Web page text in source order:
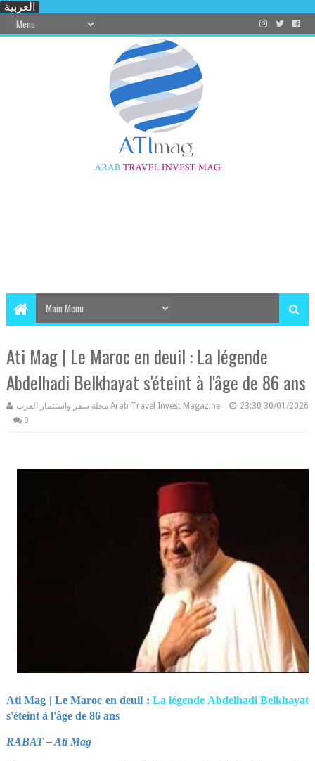
العربية
Ati Mag | Le Maroc en deuil : La légende
Abdelhadi Belkhayat s'éteint à l'âge de 86 ans
مجلة سفر واستثمار العرب Arab Travel Invest Magazine 23:30 30/01/2026
0
Ati Mag | Le Maroc en deuil : La légende Abdelhadi Belkhayat
s'éteint à l'âge de 86 ans
RABAT – Ati Mag